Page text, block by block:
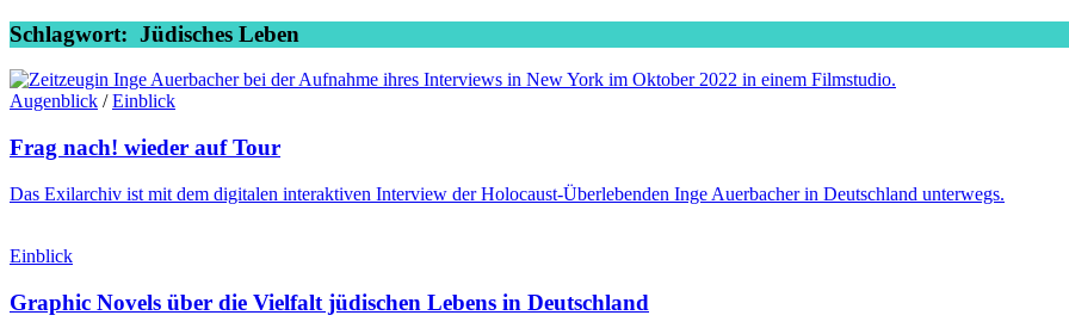
Schlagwort: Jüdisches Leben
Augenblick /Einblick
Frag nach! wieder auf Tour
Das Exilarchiv ist mit dem digitalen interaktiven Interview der Holocaust-Überlebenden Inge Auerbacher in Deutschland unterwegs.
Einblick
Graphic Novels über die Vielfalt jüdischen Lebens in Deutschland